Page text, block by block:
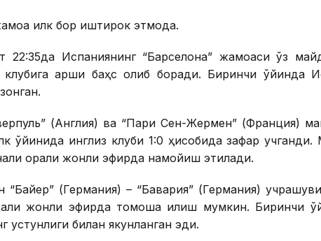
илк бор иштирок этмоқда.
22:35да Испаниянинг “Барселона” жамоаси ўз
клубига қарши баҳс олиб боради. Биринчи ўйинда
(Англия) ва “Пари Сен-Жермен” (Франция)
ўйинида инглиз клуби 1:0 ҳисобида зафар қучганди.
орқали жонли эфирда намойиш этилади.
“Байер” (Германия) – “Бавария” (Германия)
жонли эфирда томоша қилиш мумкин. Биринчи
билан якунланган эди.